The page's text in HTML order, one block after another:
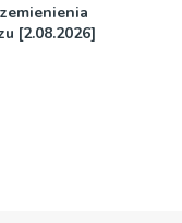
[2.08.2026]